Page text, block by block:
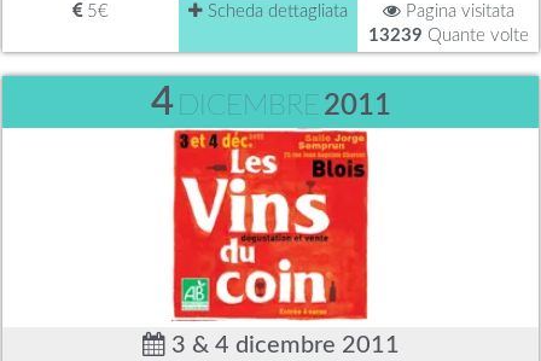
5€ Scheda dettagliata
Pagina visitata
13239 Quante volte
4 DICEMBRE 2011
3 & 4 dicembre 2011